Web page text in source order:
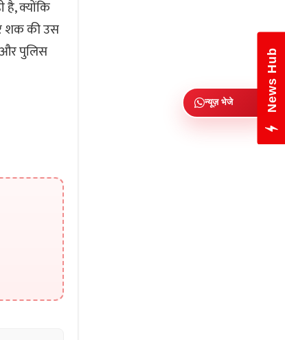
है, क्योंकि
शक की उस
और पुलिस
न्यूज़ भेजे News Hub